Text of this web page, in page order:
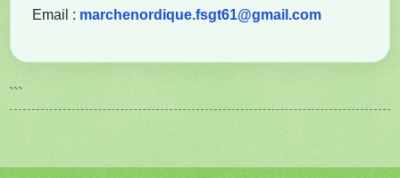
Email : marchenordique.fsgt61@gmail.com
```